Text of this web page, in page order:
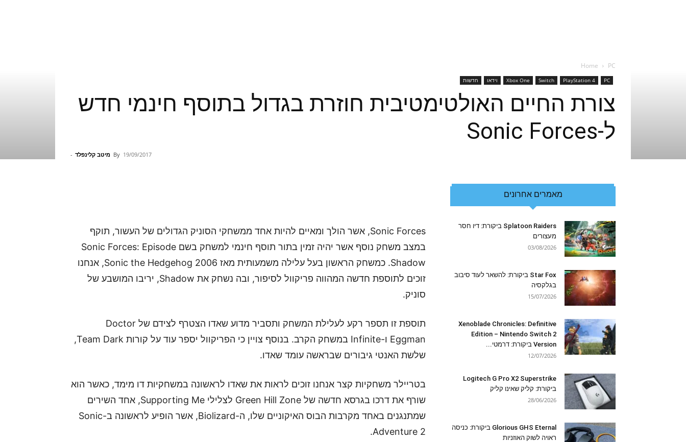
Home PC
PC
PlayStation 4
Switch
Xbox One וידאו חדשות
צורת החיים האולטימטיבית חוזרת בגדול בתוסף חינמי חדש
ל-Sonic Forces
By מיטב קלינפלד - 19/09/2017
Sonic Forces, אשר הולך ומאיים להיות אחד ממשחקי הסוניק הגדולים של העשור, תוקף
במצב משחק נוסף אשר יהיה זמין בתור תוסף חינמי למשחק בשם Sonic Forces: Episode
Shadow. כמשחק הראשון בעל עלילה משמעותית מאז Sonic the Hedgehog 2006, אנחנו
זוכים לתוספת חדשה המהווה פריקוול לסיפור, ובה נשחק את Shadow, יריבו המושבע של
סוניק.
תוספת זו תספר רקע לעלילת המשחק ותסביר מדוע שאדו הצטרף לצידם של Doctor
Eggman ו-Infinite במשחק הקרב. בנוסף צויין כי הפריקוול יספר עוד על קורות Team Dark,
שלשת האנטי גיבורים שבראשה עומד שאדו.
בטריילר משחקיות קצר אנחנו זוכים לראות את שאדו לראשונה במשחקיות דו מימד, כאשר הוא
שורף את דרכו בגרסא חדשה של Green Hill Zone לצלילי Supporting Me, אחד השירים
שמתנגנים באחד מקרבות הבוס האיקוניים שלו, ה-Biolizard, אשר הופיע לראשונה ב-Sonic
Adventure 2.
מאמרים אחרונים
Splatoon Raiders ביקורת: דיו חסר
מעצורים
03/08/2026
Star Fox ביקורת: להשאר לעוד סיבוב
בגלקסיה
15/07/2026
Xenoblade Chronicles: Definitive
Edition – Nintendo Switch 2
Version ביקורת: דרמטי...
12/07/2026
Logitech G Pro X2 Superstrike
ביקורת: קליק שאינו קליק
28/06/2026
Glorious GHS Eternal ביקורת: כניסה
ראויה לשוק האוזניות